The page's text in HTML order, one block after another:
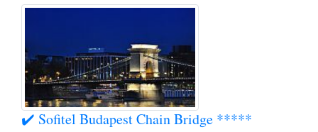
✔️ Sofitel Budapest Chain Bridge *****